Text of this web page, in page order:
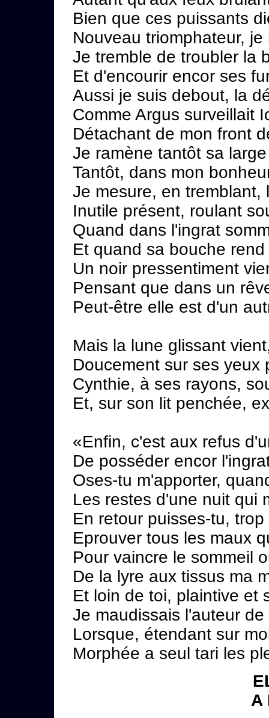
Bien que ces puissants
Nouveau triomphateur,
Je tremble de troubler la
Et d'encourir encor ses
Aussi je suis debout, la
Comme Argus surveillait
Détachant de mon front
Je ramène tantôt sa
Tantôt, dans mon
Je mesure, en
Inutile présent, roulant
Quand dans l'ingrat
Et quand sa bouche
Un noir pressentiment
Pensant que dans un
Peut-être elle est d'un
Mais la lune glissant
Doucement sur ses yeux
Cynthie, à ses rayons,
Et, sur son lit penchée,
«Enfin, c'est aux refus
De posséder encor
Oses-tu m'apporter,
Les restes d'une nuit qui
En retour puisses-tu,
Eprouver tous les maux
Pour vaincre le sommeil
De la lyre aux tissus ma
Et loin de toi, plaintive et
Je maudissais l'auteur
Lorsque, étendant sur
Morphée a seul tari les
A